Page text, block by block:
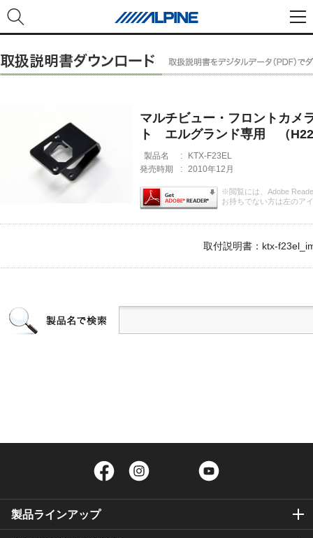
マルチビュー・フロントカ
ト エルグランド専用 （
製品名 :
KTX-F23EL
発売時期
: 2010年12月
※閲覧には、Adobe
お持ちでない方は左のア
取付説明書：ktx-
Facebook Twitter
製品ラインアップ